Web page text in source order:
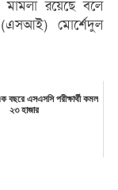
রয়েছে বলে
(এসআই) মোর্শেদুল
বছরে এসএসসি পরীক্ষার্থী কমল
২৩ হাজার